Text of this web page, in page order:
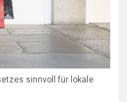
sinnvoll für lokale